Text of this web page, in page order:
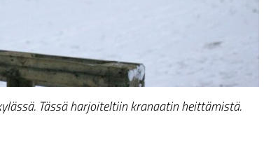
Tässä harjoiteltiin kranaatin heittämistä.